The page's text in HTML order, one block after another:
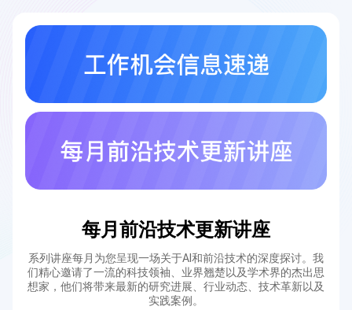
每月前沿技术更新讲座
系列讲座每月为您呈现一场关于AI和前沿技术的深度探讨。我
们精心邀请了一流的科技领袖、业界翘楚以及学术界的杰出思
想家，他们将带来最新的研究进展、行业动态、技术革新以及
实践案例。